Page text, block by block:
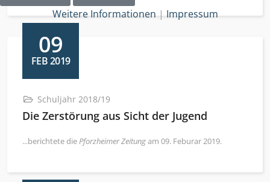
09
FEB 2019
Schuljahr 2018/19
Die Zerstörung aus Sicht der Jugend
...berichtete diePforzheimer Zeitungam 09. Feburar 2019.
Weitere Informationen|Impressum